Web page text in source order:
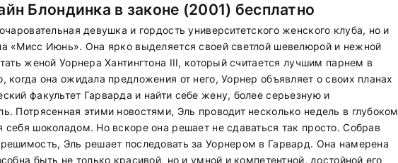
Блондинка в законе (2001) бесплатно
девушка и гордость университетского женского клуба, но и
«Мисс Июнь». Она ярко выделяется своей светлой шевелюрой и нежной
женой Уорнера Хантингтона III, который считается лучшим парнем в
когда она ожидала предложения от него, Уорнер объявляет о своих планах
факультет Гарварда и найти себе жену, более серьезную и
Потрясенная этими новостями, Эль проводит несколько недель в глубоком
себя шоколадом. Но вскоре она решает не сдаваться так просто. Собрав
Эль решает последовать за Уорнером в Гарвард. Она намерена
быть не только красивой, но и умной и компетентной, достойной его